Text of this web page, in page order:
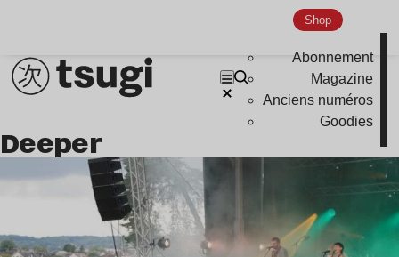
Shop
Abonnement
Magazine
Anciens numéros
Goodies
Global Club
Indie
Deeper